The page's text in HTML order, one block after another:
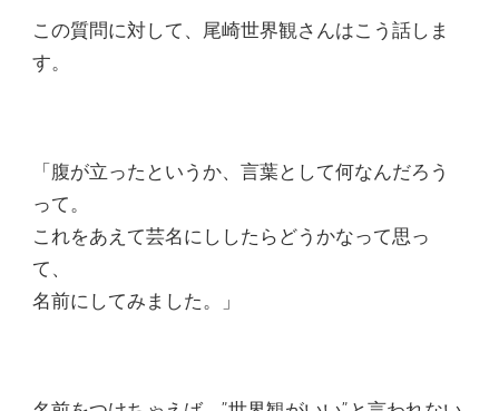
この質問に対して、尾崎世界観さんはこう話しま
す。
「腹が立ったというか、言葉として何なんだろう
って。
これをあえて芸名にししたらどうかなって思っ
て、
名前にしてみました。」